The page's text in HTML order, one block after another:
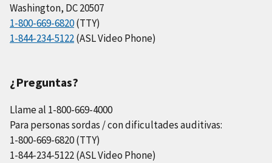
Washington, DC 20507
1-800-669-6820(TTY)
1-844-234-5122(ASL Video Phone)
¿Preguntas?
Llame al 1-800-669-4000
Para personas sordas / con dificultades auditivas:
1-800-669-6820 (TTY)
1-844-234-5122 (ASL Video Phone)